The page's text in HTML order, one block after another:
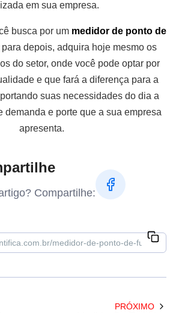
em sua empresa.
busca por um medidor de ponto de
depois, adquira hoje mesmo os
do setor, onde você pode optar por
e que fará a diferença para a
suas necessidades do dia a
demanda e porte que a sua empresa
apresenta.
Compartilhe:
PRÓXIMO